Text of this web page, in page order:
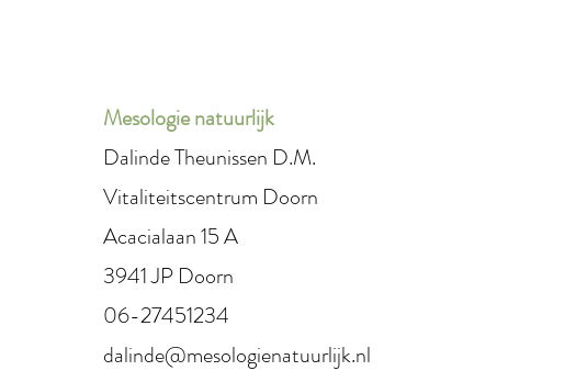
Mesologie natuurlijk
Dalinde Theunissen D.M.
Vitaliteitscentrum Doorn
Acacialaan 15 A
3941 JP Doorn
06-27451234
dalinde@mesologienatuurlijk.nl